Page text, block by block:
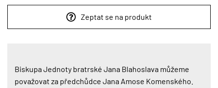
Zeptat se na produkt
Biskupa Jednoty bratrské Jana Blahoslava můžeme
považovat za předchůdce Jana Amose Komenského.